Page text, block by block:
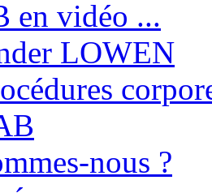
en vidéo ...
LOWEN
nous ?